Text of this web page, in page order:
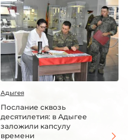
Адыгея
Послание сквозь
десятилетия: в Адыгее
заложили капсулу
времени